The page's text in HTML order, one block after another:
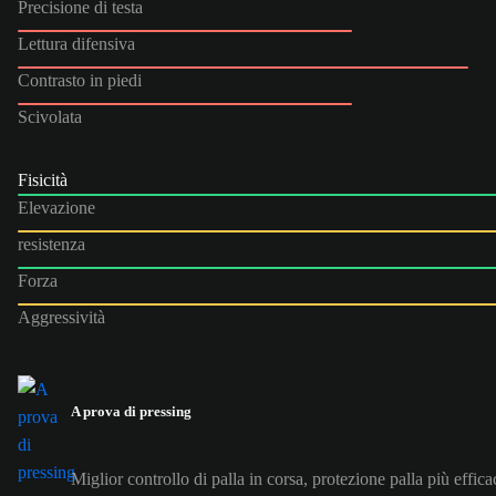
Precisione di testa
Lettura difensiva
Contrasto in piedi
Scivolata
Fisicità
Elevazione
resistenza
Forza
Aggressività
A prova di pressing
Miglior controllo di palla in corsa, protezione palla più